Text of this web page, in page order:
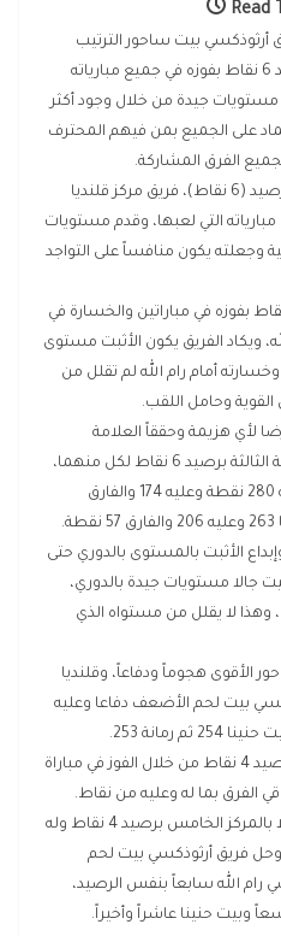
Read
أرثوذكسي بيت ساحور الترتيب
العام لدوري جوال السلوي، برصيد 6 نقاط بفوزه في جميع مبارياته
مستويات جيدة من خلال وجود أكثر
على الجميع بمن فيهم المحترف
الفرق المشاركة.
وحل في المرتبة الثانية وبنفس الرصيد (6 نقاط)، فريق مركز قلنديا
التي لعبها، وقدم مستويات
وجعلته يكون منافساً على التواجد
الدهيشة حل ثالثاً برصيد 5 نقاط بفوزه في مباراتين والخسارة في
ويكاد الفريق يكون الأثبت مستوى
أمام رام الله لم تقلل من
القوية وحامل اللقب.
لأي هزيمة وحققاً العلامة
الكاملة في الدوري مع نهاية الجولة الثالثة برصيد 6 نقاط لكل منهما،
وتفوق بيت ساحور بالتسجيل وله 280 نقطة وعليه 174 والفارق
الأثبت بالمستوى بالدوري حتى
جالا مستويات جيدة بالدوري،
وهذا لا يقلل من مستواه الذي
الأقوى هجوماً ودفاعاً، وقلنديا
بيت لحم الأضعف دفاعا وعليه
وقفز مركز الفارعة للمركز الرابع برصيد 4 نقاط من خلال الفوز في مباراة
الفرق بما له وعليه من نقاط.
فيما حل فريق أرثوذكسي بيت جالا بالمركز الخامس برصيد 4 نقاط وله
وعليه 229 والفارق سالب 1، وحل فريق أرثوذكسي بيت لحم
وأرثوذكسي رام الله سابعاً بنفس الرصيد،
وبيت حنينا عاشراً وأخيراً.